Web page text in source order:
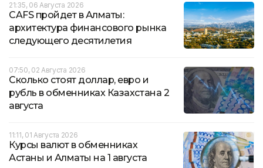
21:35, 06 Августа 2026
CAFS пройдет в Алматы:
архитектура финансового рынка
следующего десятилетия
07:50, 02 Августа 2026
Сколько стоят доллар, евро и
рубль в обменниках Казахстана 2
августа
11:11, 01 Августа 2026
Курсы валют в обменниках
Астаны и Алматы на 1 августа